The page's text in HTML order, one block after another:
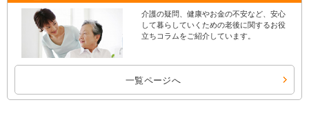
介護の疑問、健康やお金の不安など、安心
して暮らしていくための老後に関するお役
立ちコラムをご紹介しています。
一覧ページへ